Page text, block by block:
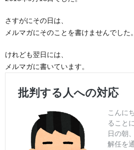
さすがにその日は、
メルマガにそのことを書けませんでした。
けれども翌日には、
メルマガに書いています。